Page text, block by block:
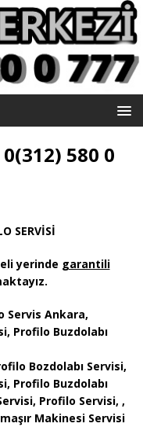
580 0
SERVİSİ
yerinde garantili
.
Servis Ankara,
Profilo Buzdolabı
Bozdolabı Servisi,
Profilo Buzdolabı
Profilo Servisi, ,
Makinesi Servisi